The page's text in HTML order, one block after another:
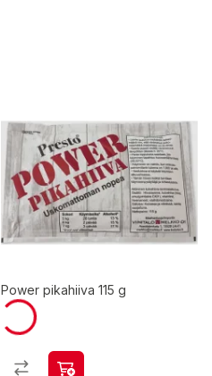
Power pikahiiva 115 g